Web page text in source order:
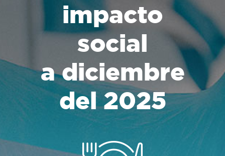
impacto
social
a diciembre
del 2025